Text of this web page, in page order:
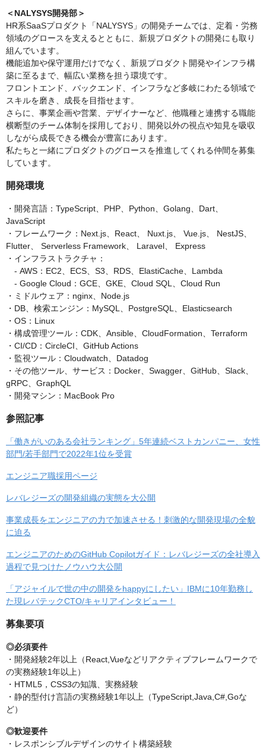
＜NALYSYS開発部＞
HR系SaaSプロダクト「NALYSYS」の開発チームでは、定着・労務
領域のグロースを支えるとともに、新規プロダクトの開発にも取り
組んでいます。
機能追加や保守運用だけでなく、新規プロダクト開発やインフラ構
築に至るまで、幅広い業務を担う環境です。
フロントエンド、バックエンド、インフラなど多岐にわたる領域で
スキルを磨き、成長を目指せます。
さらに、事業企画や営業、デザイナーなど、他職種と連携する職能
横断型のチーム体制を採用しており、開発以外の視点や知見を吸収
しながら成長できる機会が豊富にあります。
私たちと一緒にプロダクトのグロースを推進してくれる仲間を募集
しています。
開発環境
・開発言語：TypeScript、PHP、Python、Golang、Dart、
JavaScript
・フレームワーク：Next.js、React、 Nuxt.js、 Vue.js、 NestJS、
Flutter、 Serverless Framework、 Laravel、 Express
・インフラストラクチャ：
- AWS：EC2、ECS、S3、RDS、ElastiCache、Lambda
- Google Cloud：GCE、GKE、Cloud SQL、Cloud Run
・ミドルウェア：nginx、Node.js
・DB、検索エンジン：MySQL、PostgreSQL、Elasticsearch
・OS：Linux
・構成管理ツール：CDK、Ansible、CloudFormation、Terraform
・CI/CD：CircleCI、GitHub Actions
・監視ツール：Cloudwatch、Datadog
・その他ツール、サービス：Docker、Swagger、GitHub、Slack、
gRPC、GraphQL
・開発マシン：MacBook Pro
参照記事
「働きがいのある会社ランキング」5年連続ベストカンパニー、女性
部門/若手部門で2022年1位を受賞
エンジニア職採用ページ
レバレジーズの開発組織の実態を大公開
事業成長をエンジニアの力で加速させる！刺激的な開発現場の全貌
に迫る
エンジニアのためのGitHub Copilotガイド：レバレジーズの全社導入
過程で見つけたノウハウ大公開
「アジャイルで世の中の開発をhappyにしたい」IBMに10年勤務し
た現レバテックCTO/キャリアインタビュー！
募集要項
◎必須要件
・開発経験2年以上（React,Vueなどリアクティブフレームワークで
の実務経験1年以上）
・HTML5，CSS3の知識、実務経験
・静的型付け言語の実務経験1年以上（TypeScript,Java,C#,Goな
ど）
◎歓迎要件
・レスポンシブルデザインのサイト構築経験